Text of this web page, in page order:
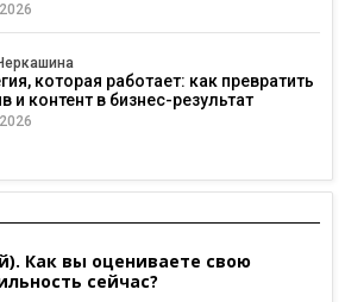
которая работает: как превратить
и контент в бизнес-результат
Как вы оцениваете свою
сейчас?